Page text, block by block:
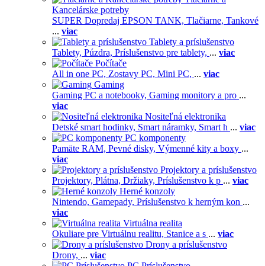
Kancelárske potreby
SUPER Dopredaj EPSON TANK, Tlačiarne, Tankové
... viac
Tablety a príslušenstvo
Tablety, Púzdra, Príslušenstvo pre tablety, ... viac
Počítače
All in one PC, Zostavy PC, Mini PC, ... viac
Gaming
Gaming PC a notebooky, Gaming monitory a pro ...
viac
Nositeľná elektronika
Detské smart hodinky, Smart náramky, Smart h ... viac
PC komponenty
Pamäte RAM, Pevné disky, Výmenné kity a boxy ...
viac
Projektory a príslušenstvo
Projektory, Plátna, Držiaky, Príslušenstvo k p ... viac
Herné konzoly
Nintendo, Gamepady, Príslušenstvo k herným kon ...
viac
Virtuálna realita
Okuliare pre Virtuálnu realitu, Stanice a s ... viac
Drony a príslušenstvo
Drony, ... viac